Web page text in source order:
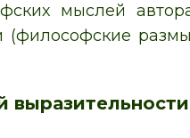
мыслей
выразительности